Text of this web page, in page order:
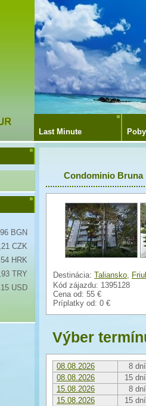
Last Minute
Condominio Bruna
Destinácia: Taliansko,
Kód zájazdu: 1395128
Cena od: 55 €
Príplatky od: 0 €
Výber
08.08.2026
8 dní
08.08.2026
15 dní
15.08.2026
8 dní
15.08.2026
15 dní
BGN
CZK
HRK
TRY
USD